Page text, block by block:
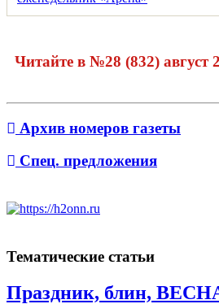
Читайте в №28 (832) август
Архив номеров газеты
Спец. предложения
Тематические статьи
Праздник, блин,